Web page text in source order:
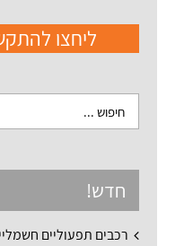
ליחצו
חדש!
רכבים תפעוליים